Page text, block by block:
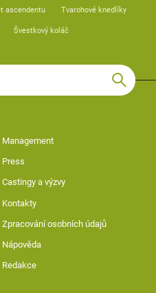
ascendentu Tvarohové knedlíky
Švestkový koláč
Management
Press
Castingy a výzvy
Kontakty
Zpracování osobních údajů
Nápověda
Redakce